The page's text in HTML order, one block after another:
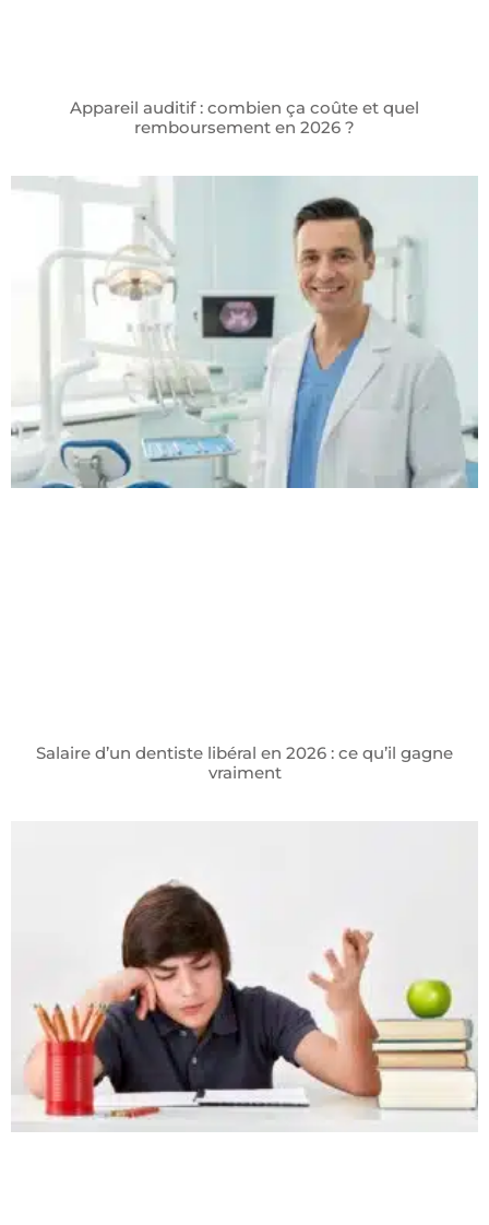
Appareil auditif : combien ça coûte et quel
remboursement en 2026 ?
Salaire d’un dentiste libéral en 2026 : ce qu’il gagne
vraiment